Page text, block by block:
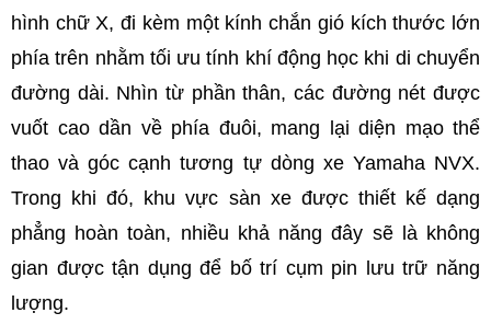
hình chữ X, đi kèm một kính chắn gió kích thước lớn
phía trên nhằm tối ưu tính khí động học khi di chuyển
đường dài. Nhìn từ phần thân, các đường nét được
vuốt cao dần về phía đuôi, mang lại diện mạo thể
thao và góc cạnh tương tự dòng xe Yamaha NVX.
Trong khi đó, khu vực sàn xe được thiết kế dạng
phẳng hoàn toàn, nhiều khả năng đây sẽ là không
gian được tận dụng để bố trí cụm pin lưu trữ năng
lượng.